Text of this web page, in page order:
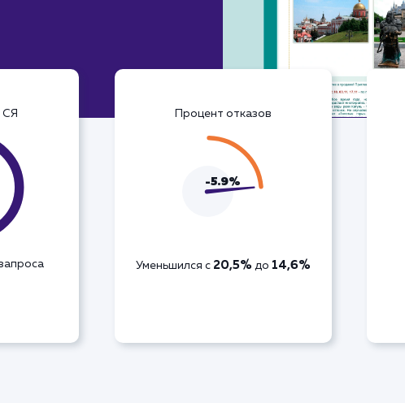
СЯ Процент отказов
-5.9%
Уменьшился с 20,5% до 14,6%